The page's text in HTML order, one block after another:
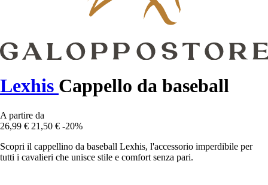
Lexhis Cappello da baseball
A partire da
26,99 € 21,50 € -20%
Scopri il cappellino da baseball Lexhis, l'accessorio imperdibile per
tutti i cavalieri che unisce stile e comfort senza pari.